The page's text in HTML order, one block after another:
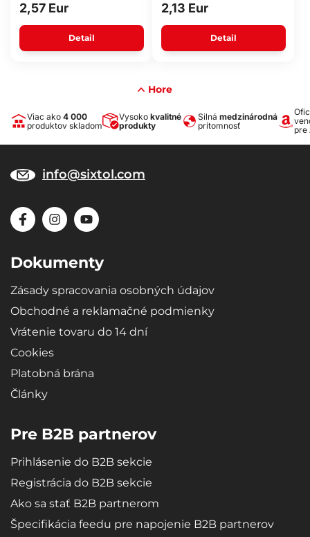
2,57 Eur
Detail
2,13 Eur
Detail
Hore
Viac ako 4 000
produktov skladom
Vysoko kvalitné
produkty
Silná medzinárodná
prítomnosť
pre
info@sixtol.com
Dokumenty
Zásady spracovania osobných údajov
Obchodné a reklamačné podmienky
Vrátenie tovaru do 14 dní
Cookies
Platobná brána
Články
Pre B2B partnerov
Prihlásenie do B2B sekcie
Registrácia do B2B sekcie
Ako sa stať B2B partnerom
Špecifikácia feedu pre napojenie B2B partnerov